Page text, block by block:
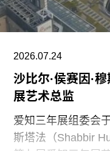
2026.07.24
沙比尔·侯赛因·
展艺术总监
爱知三年展组委会
斯塔法（Shabbir